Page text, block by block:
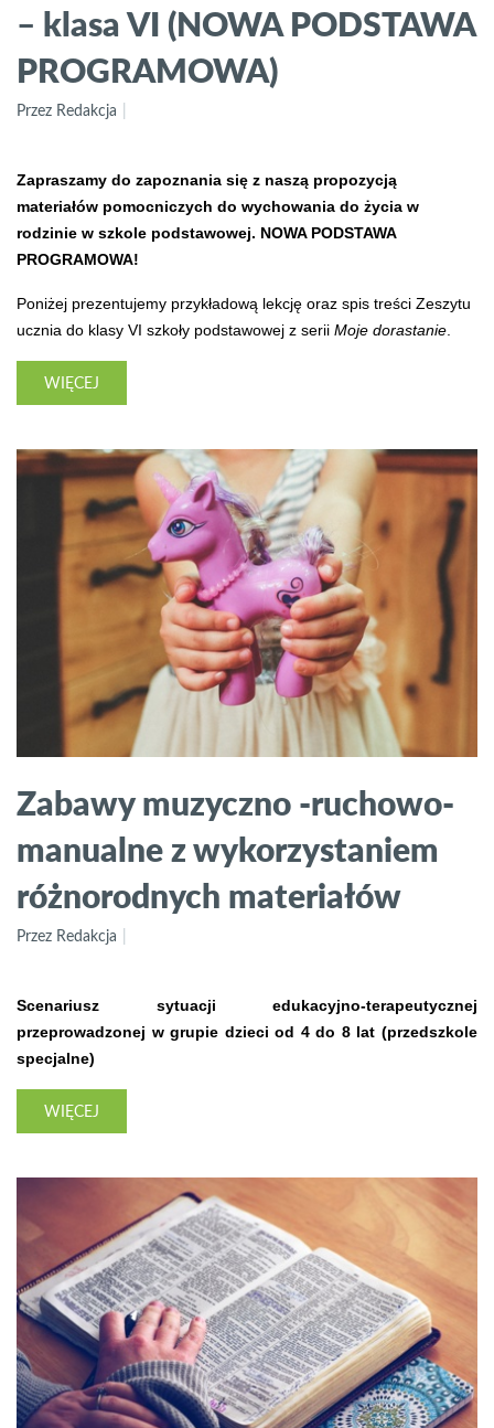
– klasa VI (NOWA PODSTAWA
PROGRAMOWA)
Przez Redakcja
Zapraszamy do zapoznania się z naszą propozycją
materiałów pomocniczych do wychowania do życia w
rodzinie w szkole podstawowej. NOWA PODSTAWA
PROGRAMOWA!
Poniżej prezentujemy przykładową lekcję oraz spis treści Zeszytu
ucznia do klasy VI szkoły podstawowej z serii Moje dorastanie
WIĘCEJ
Zabawy muzyczno -ruchowo-
manualne z wykorzystaniem
różnorodnych materiałów
Przez Redakcja
Scenariusz sytuacji edukacyjno-terapeutycznej
przeprowadzonej w grupie dzieci od 4 do 8 lat (przedszkole
specjalne)
WIĘCEJ